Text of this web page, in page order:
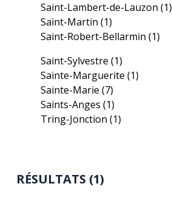
Saint-Lambert-de-Lauzon(1)
Saint-Martin(1)
Saint-Robert-Bellarmin(1)
Saint-Sylvestre(1)
Sainte-Marguerite(1)
Sainte-Marie(7)
Saints-Anges(1)
Tring-Jonction(1)
RÉSULTATS (1)